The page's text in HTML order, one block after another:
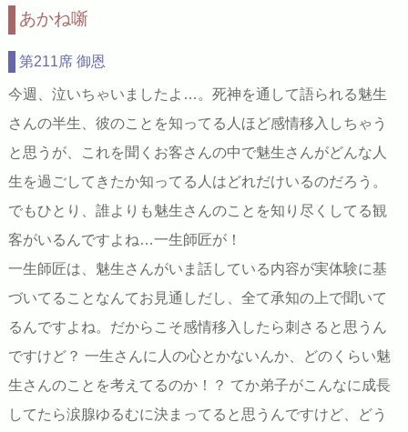
あかね噺
第211席 御恩
今週、泣いちゃいましたよ…。死神を通して語られる魅生
さんの半生、彼のことを知ってる人ほど感情移入しちゃう
と思うが、これを聞くお客さんの中で魅生さんがどんな人
生を過ごしてきたか知ってる人はどれだけいるのだろう。
でもひとり、誰よりも魅生さんのことを知り尽くしてる観
客がいるんですよね…一生師匠が！
一生師匠は、魅生さんがいま話している内容が実体験に基
づいてることなんてお見通しだし、全て承知の上で聞いて
るんですよね。だからこそ感情移入したら刺さると思うん
ですけど？ 一生さんに人の心とかないんか、どのくらい魅
生さんのことを考えてるのか！？ てか弟子がこんなに成長
してたら涙腺ゆるむに決まってると思うんですけど、どう